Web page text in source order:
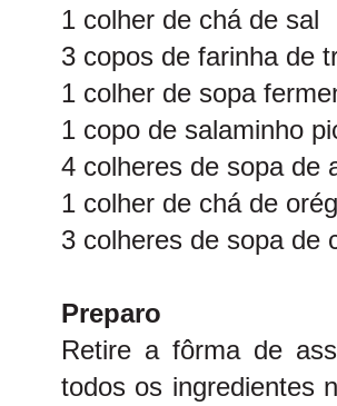
1 colher de chá de sal
3 copos de farinha de
1 colher de sopa
1 copo de salaminho
4 colheres de sopa de
1 colher de chá de
3 colheres de sopa de
Preparo
Retire a fôrma de
todos os ingredientes